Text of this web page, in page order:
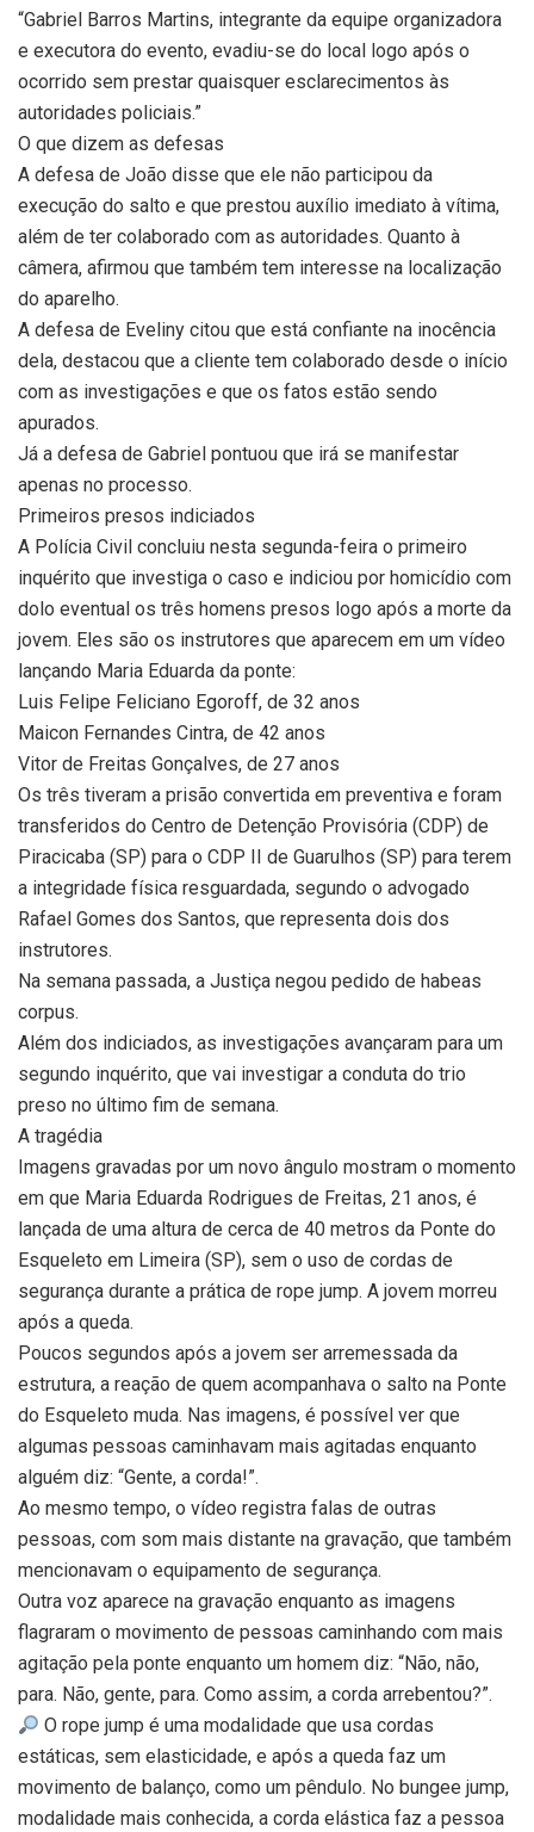
“Gabriel Barros Martins, integrante da equipe organizadora
e executora do evento, evadiu-se do local logo após o
ocorrido sem prestar quaisquer esclarecimentos às
autoridades policiais.”
O que dizem as defesas
A defesa de João disse que ele não participou da
execução do salto e que prestou auxílio imediato à vítima,
além de ter colaborado com as autoridades. Quanto à
câmera, afirmou que também tem interesse na localização
do aparelho.
A defesa de Eveliny citou que está confiante na inocência
dela, destacou que a cliente tem colaborado desde o início
com as investigações e que os fatos estão sendo
apurados.
Já a defesa de Gabriel pontuou que irá se manifestar
apenas no processo.
Primeiros presos indiciados
A Polícia Civil concluiu nesta segunda-feira o primeiro
inquérito que investiga o caso e indiciou por homicídio com
dolo eventual os três homens presos logo após a morte da
jovem. Eles são os instrutores que aparecem em um vídeo
lançando Maria Eduarda da ponte:
Luis Felipe Feliciano Egoroff, de 32 anos
Maicon Fernandes Cintra, de 42 anos
Vitor de Freitas Gonçalves, de 27 anos
Os três tiveram a prisão convertida em preventiva e foram
transferidos do Centro de Detenção Provisória (CDP) de
Piracicaba (SP) para o CDP II de Guarulhos (SP) para terem
a integridade física resguardada, segundo o advogado
Rafael Gomes dos Santos, que representa dois dos
instrutores.
Na semana passada, a Justiça negou pedido de habeas
corpus.
Além dos indiciados, as investigações avançaram para um
segundo inquérito, que vai investigar a conduta do trio
preso no último fim de semana.
A tragédia
Imagens gravadas por um novo ângulo mostram o momento
em que Maria Eduarda Rodrigues de Freitas, 21 anos, é
lançada de uma altura de cerca de 40 metros da Ponte do
Esqueleto em Limeira (SP), sem o uso de cordas de
segurança durante a prática de rope jump. A jovem morreu
após a queda.
Poucos segundos após a jovem ser arremessada da
estrutura, a reação de quem acompanhava o salto na Ponte
do Esqueleto muda. Nas imagens, é possível ver que
algumas pessoas caminhavam mais agitadas enquanto
alguém diz: “Gente, a corda!”.
Ao mesmo tempo, o vídeo registra falas de outras
pessoas, com som mais distante na gravação, que também
mencionavam o equipamento de segurança.
Outra voz aparece na gravação enquanto as imagens
flagraram o movimento de pessoas caminhando com mais
agitação pela ponte enquanto um homem diz: “Não, não,
para. Não, gente, para. Como assim, a corda arrebentou?”.
O rope jump é uma modalidade que usa cordas
estáticas, sem elasticidade, e após a queda faz um
movimento de balanço, como um pêndulo. No bungee jump,
modalidade mais conhecida, a corda elástica faz a pessoa